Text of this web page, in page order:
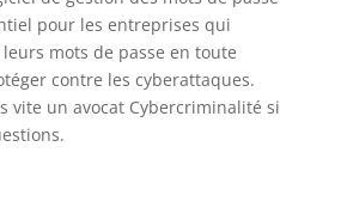
pour les entreprises qui
mots de passe en toute
contre les cyberattaques.
vite un avocat Cybercriminalité si